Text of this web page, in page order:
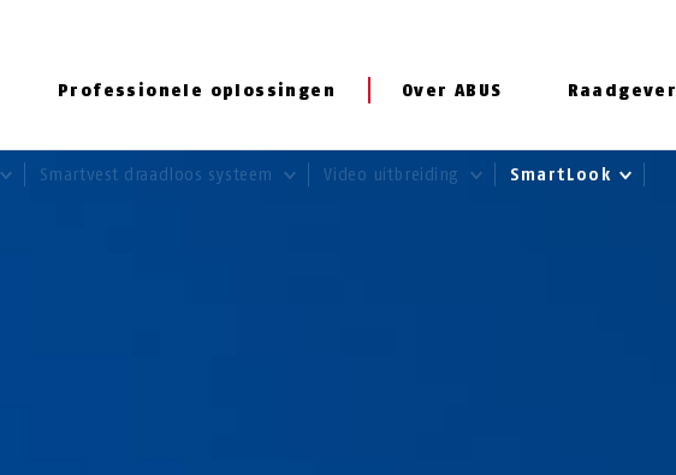
Professionele oplossingen Over ABUS Raadgever
Smartvest draadloos systeem Video uitbreiding SmartLook